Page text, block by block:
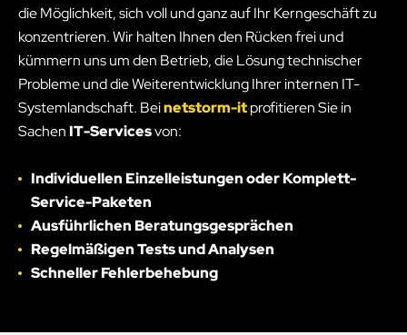
die Möglichkeit, sich voll und ganz auf Ihr Kerngeschäft zu
konzentrieren. Wir halten Ihnen den Rücken frei und
kümmern uns um den Betrieb, die Lösung technischer
Probleme und die Weiterentwicklung Ihrer internen IT-
Systemlandschaft. Beinetstorm-itprofitieren Sie in
Sachen IT-Servicesvon:
Individuellen Einzelleistungen oder Komplett-
Service-Paketen
Ausführlichen Beratungsgesprächen
Regelmäßigen Tests und Analysen
Schneller Fehlerbehebung